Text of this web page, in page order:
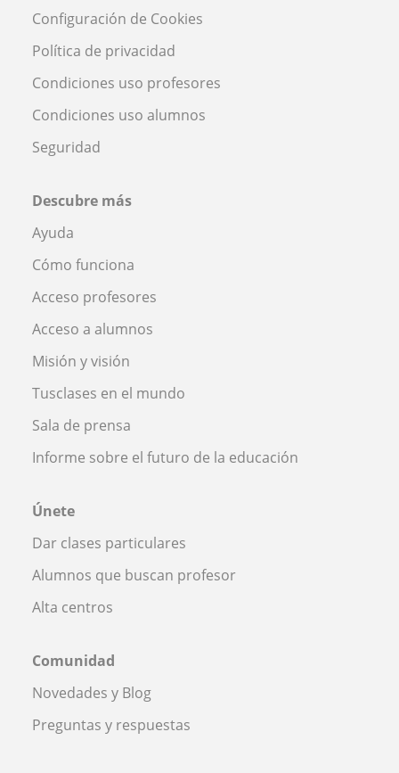
Configuración de Cookies
Política de privacidad
Condiciones uso profesores
Condiciones uso alumnos
Seguridad
Descubre más
Ayuda
Cómo funciona
Acceso profesores
Acceso a alumnos
Misión y visión
Tusclases en el mundo
Sala de prensa
Informe sobre el futuro de la educación
Únete
Dar clases particulares
Alumnos que buscan profesor
Alta centros
Comunidad
Novedades y Blog
Preguntas y respuestas